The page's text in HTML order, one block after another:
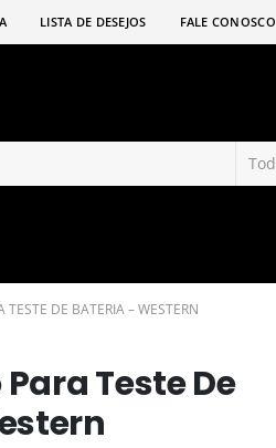
LISTA DE DESEJOS FALE CONOSCO
TESTE DE BATERIA – WESTERN
Teste De